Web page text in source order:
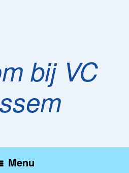
bij VC
Menu